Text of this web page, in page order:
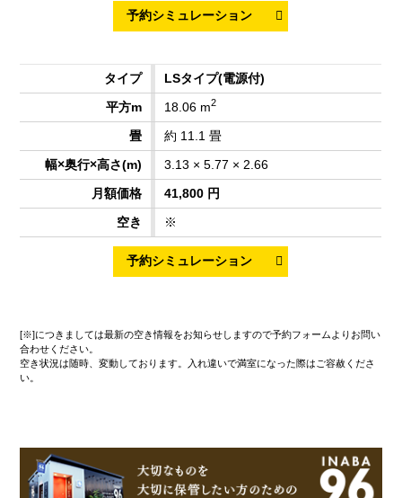
LSタイプ(電源付)
18.06 m2
約 11.1 畳
3.13 × 5.77 × 2.66
41,800 円
※
[※]につきましては最新の空き情報をお知らせしますので予約フォームよりお問い
合わせください。
空き状況は随時、変動しております。入れ違いで満室になった際はご容赦くださ
い。